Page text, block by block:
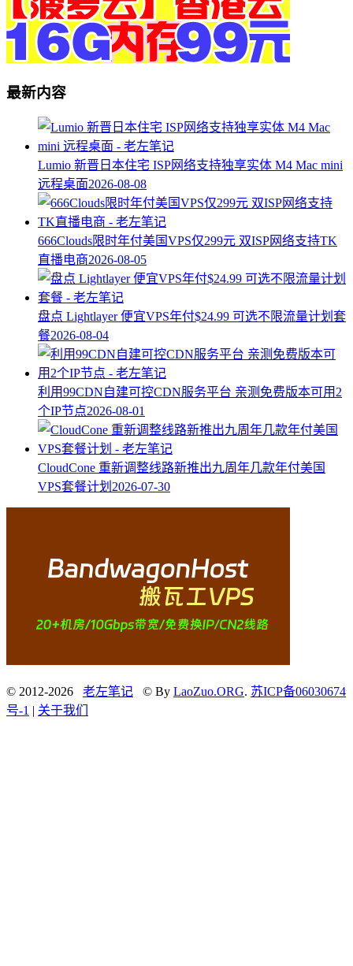
最新内容
Lumio 新晋日本住宅 ISP网络支持独享实体 M4 Mac mini
远程桌面2026-08-08
666Clouds限时年付美国VPS仅299元 双ISP网络支持TK
直播电商2026-08-05
盘点 Lightlayer 便宜VPS年付$24.99 可选不限流量计划套
餐2026-08-04
利用99CDN自建可控CDN服务平台 亲测免费版本可用2
个IP节点2026-08-01
CloudCone 重新调整线路新推出九周年几款年付美国
VPS套餐计划 2026-07-30
© 2012-2026 老左笔记 © By LaoZuo.ORG. 苏ICP备06030674
号-1 | 关于我们